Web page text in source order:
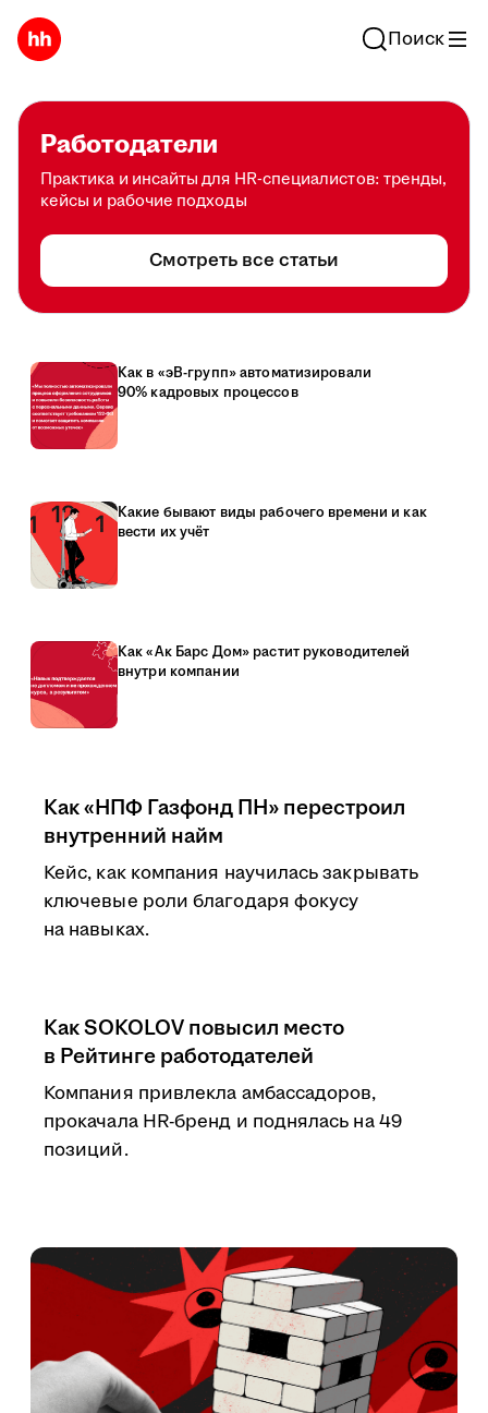
Поиск
Работодатели
Практика и инсайты для HR-специалистов: тренды,
кейсы и рабочие подходы
Смотреть все статьи
Как в «эВ-групп» автоматизировали
90% кадровых процессов
Какие бывают виды рабочего времени и как
вести их учёт
Как «Ак Барс Дом» растит руководителей
внутри компании
Как «НПФ Газфонд ПН» перестроил
внутренний найм
Кейс, как компания научилась закрывать
ключевые роли благодаря фокусу
на навыках.
Как SOKOLOV повысил место
в Рейтинге работодателей
Компания привлекла амбассадоров,
прокачала HR-бренд и поднялась на 49
позиций.